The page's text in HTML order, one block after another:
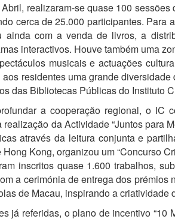
realizaram-se quase 100
cerca de 25.000 participantes. Para
ainda com a venda de livros, a
interactivos. Houve também uma
musicais e actuações
residentes uma grande
das Bibliotecas Públicas do Instituto
a cooperação regional, o IC
da Actividade “Juntos para
através da leitura conjunta e
Kong, organizou um “Concurso
inscritos quase 1.600 trabalhos,
a cerimónia de entrega dos
de Macau, inspirando a
já referidas, o plano de incentivo